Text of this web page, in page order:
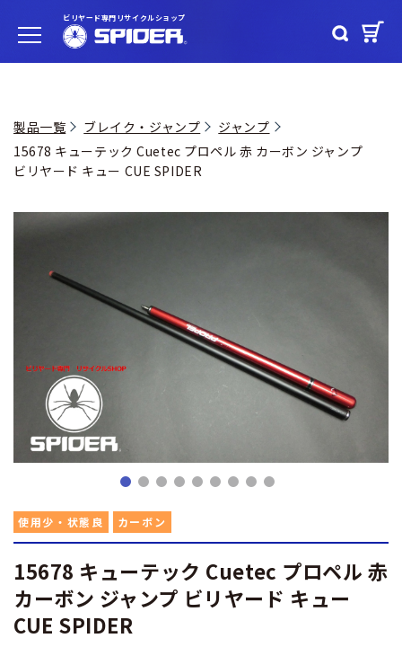
ビリヤード専門リサイクルショップ
製品一覧 ブレイク・ジャンプ
ジャンプ
15678 キューテック Cuetec プロペル 赤 カーボン ジャンプ
ビリヤード キュー CUE SPIDER
使用少・状態良 カーボン
15678 キューテック Cuetec プロペル 赤
カーボン ジャンプ ビリヤード キュー
CUE SPIDER